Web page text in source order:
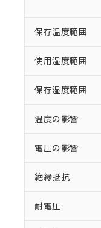
保存温度範囲
使用湿度範囲
保存湿度範囲
温度の影響
電圧の影響
絶縁抵抗
耐電圧